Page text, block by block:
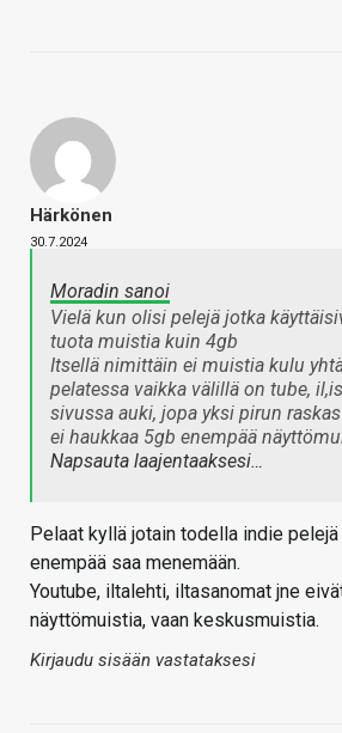
Härkönen
30.7.2024
Moradin sanoi
Vielä kun olisi pelejä jotka
tuota muistia kuin 4gb
Itsellä nimittäin ei muistia kulu
pelatessa vaikka välillä on tube,
sivussa auki, jopa yksi pirun
ei haukkaa 5gb enempää
Napsauta laajentaaksesi…
Pelaat kyllä jotain todella indie
enempää saa menemään.
Youtube, iltalehti, iltasanomat jne
näyttömuistia, vaan keskusmuistia.
Kirjaudu sisään vastataksesi